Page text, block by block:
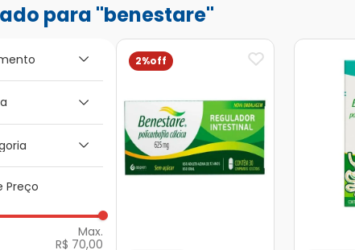
benestare
e
Fígado e
de Ventre
Preço
R$ 70,00
2%